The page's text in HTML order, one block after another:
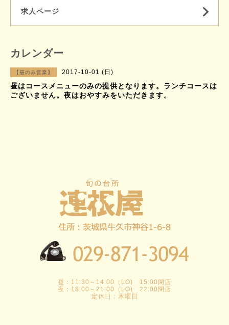
求人ページ
カレンダー
【昼のみ営業】 2017-10-01 (日)
昼はコースメニューのみの提供となります。ランチコースは
ございません。夜はおやすみをいただきます。
昼：11:30～14:00（LO) 15:00閉店
夜：18:00～21:00（LO) 22:00閉店
定休日：木曜日